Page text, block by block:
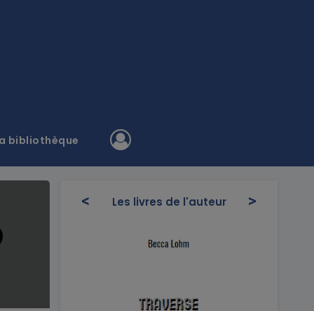
bibliothèque
< Les livres de l'auteur >